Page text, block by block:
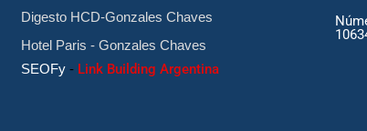
Digesto HCD-Gonzales Chaves
Hotel Paris - Gonzales Chaves
SEOFy- Link Building Argentina